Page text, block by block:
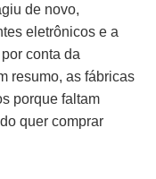
de novo,
eletrônicos e a
conta da
resumo, as fábricas
porque faltam
quer comprar